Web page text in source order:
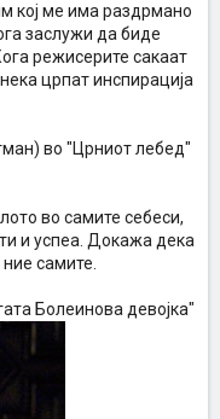
кој ме има раздрмано
заслужи да биде
режисерите сакаат
црпат инспирација
во "Црниот лебед"
во самите себеси,
и успеа. Докажа дека
самите.
Болеинова девојка"